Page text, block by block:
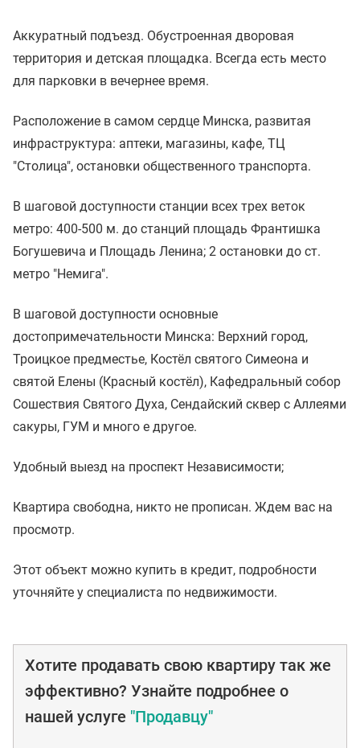
Аккуратный подъезд. Обустроенная дворовая
территория и детская площадка. Всегда есть место
для парковки в вечернее время.
Расположение в самом сердце Минска, развитая
инфраструктура: аптеки, магазины, кафе, ТЦ
"Столица", остановки общественного транспорта.
В шаговой доступности станции всех трех веток
метро: 400-500 м. до станций площадь Франтишка
Богушевича и Площадь Ленина; 2 остановки до ст.
метро "Немига".
В шаговой доступности основные
достопримечательности Минска: Верхний город,
Троицкое предместье, Костёл святого Симеона и
святой Елены (Красный костёл), Кафедральный собор
Сошествия Святого Духа, Сендайский сквер с Аллеями
сакуры, ГУМ и много е другое.
Удобный выезд на проспект Независимости;
Квартира свободна, никто не прописан. Ждем вас на
просмотр.
Этот объект можно купить в кредит, подробности
уточняйте у специалиста по недвижимости.
Хотите продавать свою квартиру так же
эффективно? Узнайте подробнее о
нашей услуге "Продавцу"